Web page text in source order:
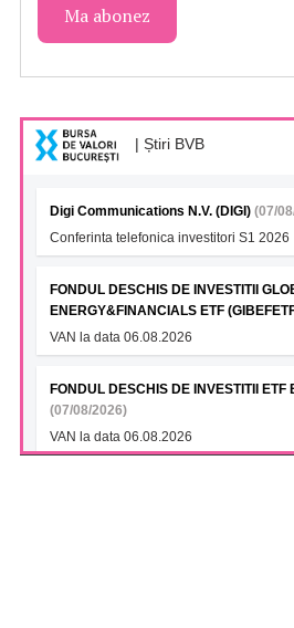
| Știri BVB
Digi Communications N.V. (DIGI) (07/
Conferinta telefonica investitori S1 2026
FONDUL DESCHIS DE INVESTITII
ENERGY&FINANCIALS ETF
VAN la data 06.08.2026
FONDUL DESCHIS DE INVESTITII
(07/08/2026)
VAN la data 06.08.2026